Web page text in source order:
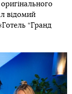
відомий
“Гранд